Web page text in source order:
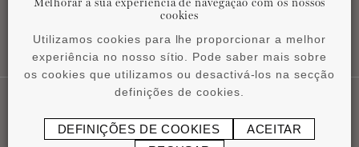
Nossas Aplicaçôes
cookies
Utilizamos cookies para lhe proporcionar a melhor
experiência no nosso sítio. Pode saber mais sobre
os cookies que utilizamos ou desactivá-los na secção
definições de cookies.
DEFINIÇÕES DE COOKIES
ACEITAR